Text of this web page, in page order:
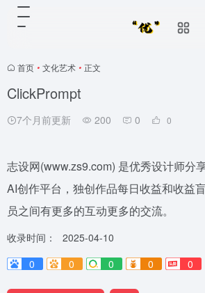
首页 • 文化艺术 • 正文
ClickPrompt
7个月前更新 200 0 0
志设网(www.zs9.com) 是优秀设计师分
AI创作平台，独创作品每日收益和收益
员之间有更多的互动更多的交流。
收录时间：
2025-04-10
0
0 0 0 0